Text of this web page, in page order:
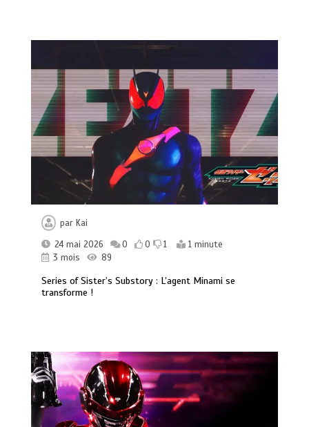
par Kai
24 mai 2026
0 0 1
1 minute
3 mois
89
Series of Sister’s Substory : L’agent Minami se
transforme !